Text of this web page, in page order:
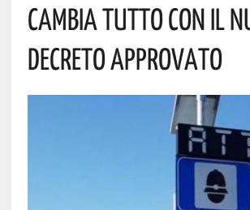
Cambia Tutto Con Il
Decreto Approvato